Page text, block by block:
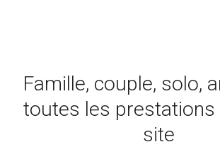
Famille, couple, solo,
toutes les prestations
site